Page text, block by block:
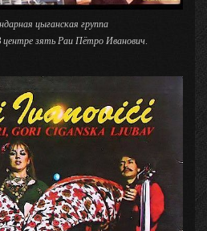
цыганская группа
центре зять Раи Пётро Иванович.